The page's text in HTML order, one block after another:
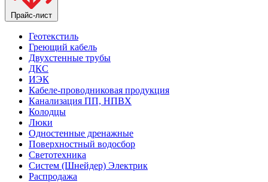
Прайс-лист
Геотекстиль
Греющий кабель
Двухстенные трубы
ДКС
ИЭК
Кабеле-проводниковая продукция
Канализация ПП, НПВХ
Колодцы
Люки
Одностенные дренажные
Поверхностный водосбор
Светотехника
Систем (Шнейдер) Электрик
Распродажа